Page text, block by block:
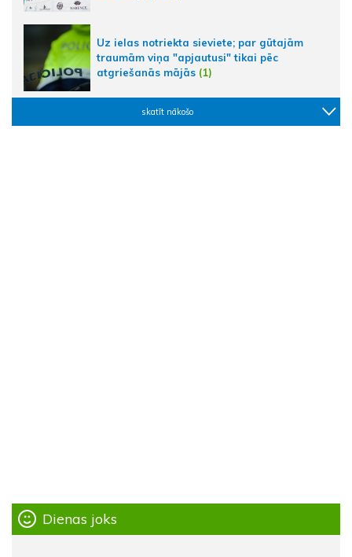
Uz ielas notriekta sieviete; par gūtajām
traumām viņa "apjautusi" tikai pēc
atgriešanās mājās (1)
skatīt nākošo
Dienas joks